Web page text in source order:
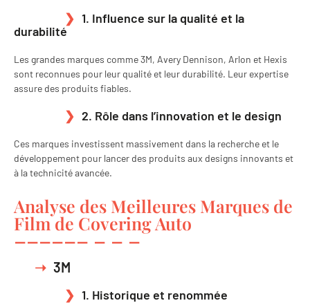
1. Influence sur la qualité et la
durabilité
Les grandes marques comme 3M, Avery Dennison, Arlon et Hexis
sont reconnues pour leur qualité et leur durabilité. Leur expertise
assure des produits fiables.
2. Rôle dans l’innovation et le design
Ces marques investissent massivement dans la recherche et le
développement pour lancer des produits aux designs innovants et
à la technicité avancée.
Analyse des Meilleures Marques de
Film de Covering Auto
3M
1. Historique et renommée